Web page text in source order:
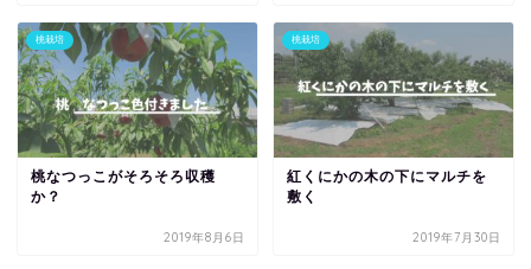
桃栽培
桃なつっこがそろそろ収穫
か？
2019年8月6日
桃栽培
紅くにかの木の下にマルチを
敷く
2019年7月30日